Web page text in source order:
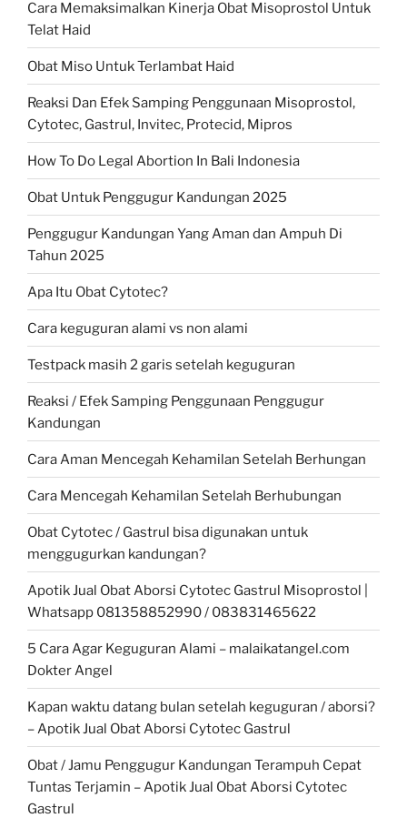
Cara Memaksimalkan Kinerja Obat Misoprostol Untuk
Telat Haid
Obat Miso Untuk Terlambat Haid
Reaksi Dan Efek Samping Penggunaan Misoprostol,
Cytotec, Gastrul, Invitec, Protecid, Mipros
How To Do Legal Abortion In Bali Indonesia
Obat Untuk Penggugur Kandungan 2025
Penggugur Kandungan Yang Aman dan Ampuh Di
Tahun 2025
Apa Itu Obat Cytotec?
Cara keguguran alami vs non alami
Testpack masih 2 garis setelah keguguran
Reaksi / Efek Samping Penggunaan Penggugur
Kandungan
Cara Aman Mencegah Kehamilan Setelah Berhungan
Cara Mencegah Kehamilan Setelah Berhubungan
Obat Cytotec / Gastrul bisa digunakan untuk
menggugurkan kandungan?
Apotik Jual Obat Aborsi Cytotec Gastrul Misoprostol |
Whatsapp 081358852990 / 083831465622
5 Cara Agar Keguguran Alami – malaikatangel.com
Dokter Angel
Kapan waktu datang bulan setelah keguguran / aborsi?
– Apotik Jual Obat Aborsi Cytotec Gastrul
Obat / Jamu Penggugur Kandungan Terampuh Cepat
Tuntas Terjamin – Apotik Jual Obat Aborsi Cytotec
Gastrul